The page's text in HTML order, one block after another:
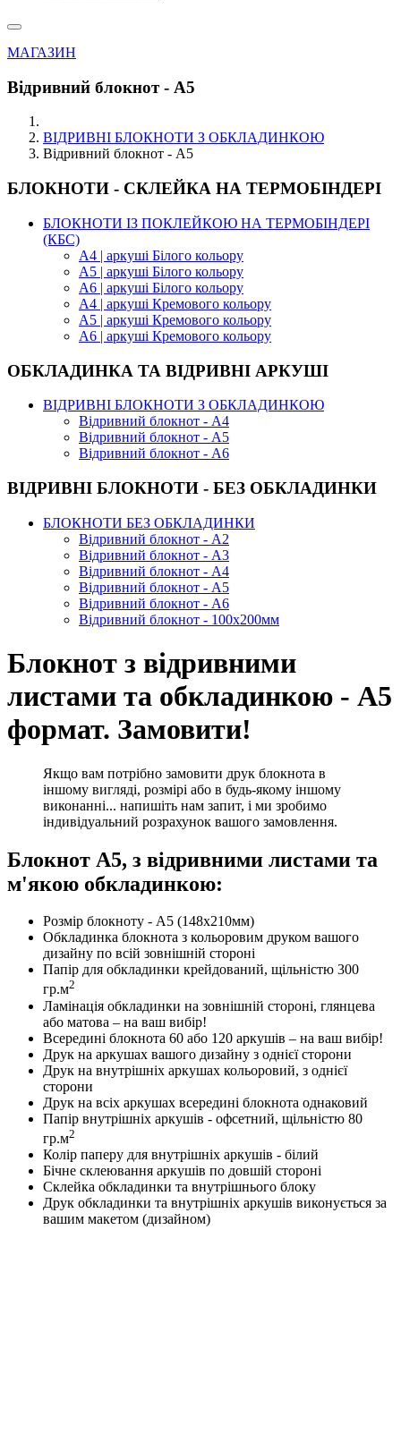
МАГАЗИН
Відривний блокнот - А5
ВІДРИВНІ БЛОКНОТИ З ОБКЛАДИНКОЮ
Відривний блокнот - А5
БЛОКНОТИ - СКЛЕЙКА НА ТЕРМОБІНДЕРІ
БЛОКНОТИ ІЗ ПОКЛЕЙКОЮ НА ТЕРМОБІНДЕРІ
(КБС)
А4 | аркуші Білого кольору
А5 | аркуші Білого кольору
А6 | аркуші Білого кольору
А4 | аркуші Кремового кольору
А5 | аркуші Кремового кольору
А6 | аркуші Кремового кольору
ОБКЛАДИНКА ТА ВІДРИВНІ АРКУШІ
ВІДРИВНІ БЛОКНОТИ З ОБКЛАДИНКОЮ
Відривний блокнот - А4
Відривний блокнот - А5
Відривний блокнот - А6
ВІДРИВНІ БЛОКНОТИ - БЕЗ ОБКЛАДИНКИ
БЛОКНОТИ БЕЗ ОБКЛАДИНКИ
Відривний блокнот - А2
Відривний блокнот - А3
Відривний блокнот - А4
Відривний блокнот - А5
Відривний блокнот - А6
Відривний блокнот - 100х200мм
Блокнот з відривними
листами та обкладинкою - А5
формат. Замовити!
Якщо вам потрібно замовити друк блокнота в
іншому вигляді, розмірі або в будь-якому іншому
виконанні... напишіть нам запит, і ми зробимо
індивідуальний розрахунок вашого замовлення.
Блокнот А5, з відривними листами та
м'якою обкладинкою:
Розмір блокноту - А5 (148х210мм)
Обкладинка блокнота з кольоровим друком вашого
дизайну по всій зовнішній стороні
Папір для обкладинки крейдований, щільністю 300
гр.м2
Ламінація обкладинки на зовнішній стороні, глянцева
або матова – на ваш вибір!
Всередині блокнота 60 або 120 аркушів – на ваш вибір!
Друк на аркушах вашого дизайну з однієї сторони
Друк на внутрішніх аркушах кольоровий, з однієї
сторони
Друк на всіх аркушах всередині блокнота однаковий
Папір внутрішніх аркушів - офсетний, щільністю 80
гр.м2
Колір паперу для внутрішніх аркушів - білий
Бічне склеювання аркушів по довшій стороні
Склейка обкладинки та внутрішнього блоку
Друк обкладинки та внутрішніх аркушів виконується за
вашим макетом (дизайном)